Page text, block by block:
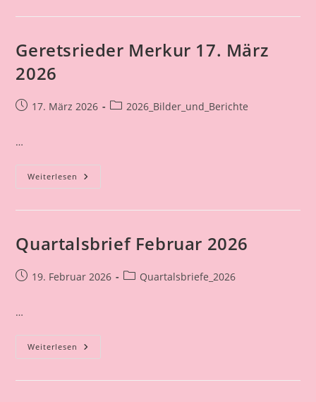
Geretsrieder Merkur 17. März
2026
Beitrag17. März 2026
Beitrags-
2026_Bilder_und_Berichte
…
Weiterlesen Geretsrieder
Merkur
Quartalsbrief Februar 2026
Beitrag19. Februar 2026
Beitrags-
Quartalsbriefe_2026
…
Weiterlesen Quartalsbrief
Februar